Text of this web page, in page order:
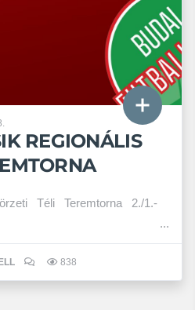
REGIONÁLIS
Téli Teremtorna 2./1.-
838